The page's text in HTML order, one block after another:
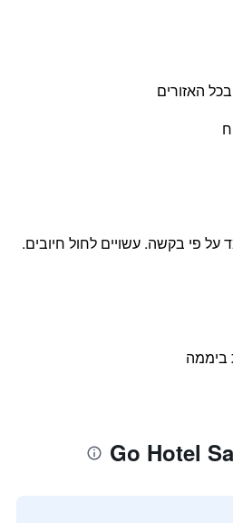
האזורים
על פי בקשה. עשויים לחול חיובים.